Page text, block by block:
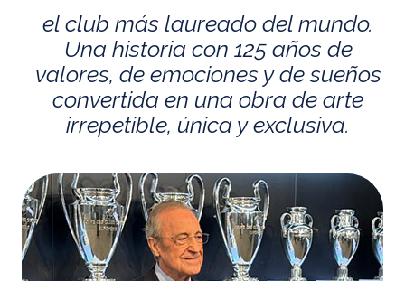
el club más laureado del mundo.
Una historia con 125 años de
valores, de emociones y de sueños
convertida en una obra de arte
irrepetible, única y exclusiva.